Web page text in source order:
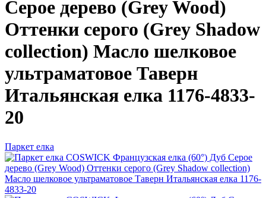
Серое дерево (Grey Wood)
Оттенки серого (Grеy Shadow
collection) Масло шелковое
ультраматовое Таверн
Итальянская елка 1176-4833-
20
Паркет елка